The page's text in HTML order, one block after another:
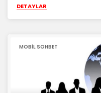
DETAYLAR
MOBIL SOHBET